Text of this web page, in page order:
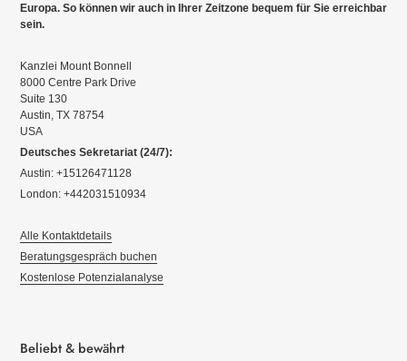
Europa. So können wir auch in Ihrer Zeitzone bequem für Sie erreichbar
sein.
Kanzlei Mount Bonnell
8000 Centre Park Drive
Suite 130
Austin, TX 78754
USA
Deutsches Sekretariat (24/7):
Austin: +15126471128
London: +442031510934
Alle Kontaktdetails
Beratungsgespräch buchen
Kostenlose Potenzialanalyse
Beliebt & bewährt